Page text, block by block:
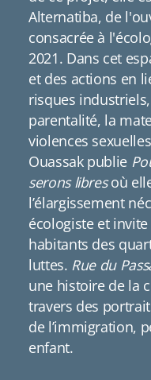
Alternatiba, de
consacrée à
2021. Dans cet
et des actions en
risques
parentalité, la
violences
Ouassak publie
serons libresoù
l’élargissement
écologiste et
habitants des
luttes. Rue du
une histoire de la
travers des
de l’immigration,
enfant.